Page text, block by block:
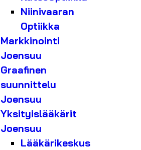
Niinivaaran
Optiikka
Markkinointi
Joensuu
Graafinen
suunnittelu
Joensuu
Yksityislääkärit
Joensuu
Lääkärikeskus